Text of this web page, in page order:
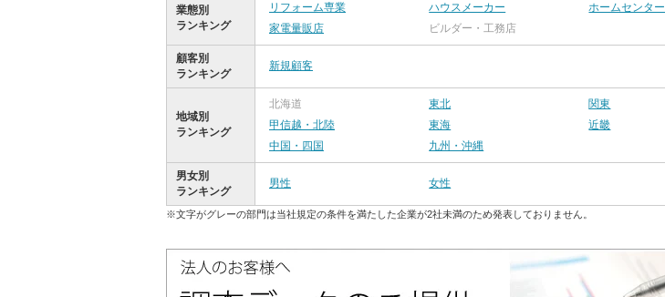
業態別
ランキング
リフォーム専業 ハウスメーカー
ホームセンター
家電量販店
ビルダー・工務店
顧客別
ランキング
新規顧客
地域別
ランキング
北海道 東北
関東
甲信越・北陸
東海
近畿
中国・四国
九州・沖縄
男女別
ランキング
男性 女性
※文字がグレーの部門は当社規定の条件を満たした企業が2社未満のため発表しておりません。